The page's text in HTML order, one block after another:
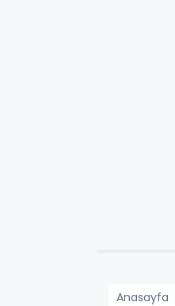
Anasayfa